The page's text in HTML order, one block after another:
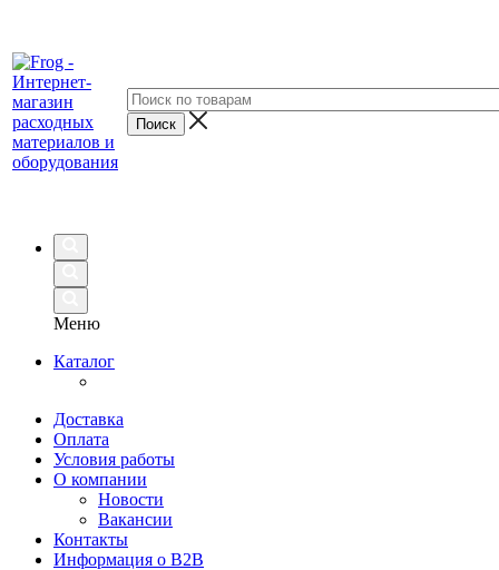
Меню
Каталог
Доставка
Оплата
Условия работы
О компании
Новости
Вакансии
Контакты
Информация о B2B